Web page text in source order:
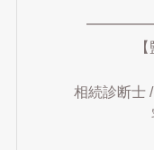
相続診断士